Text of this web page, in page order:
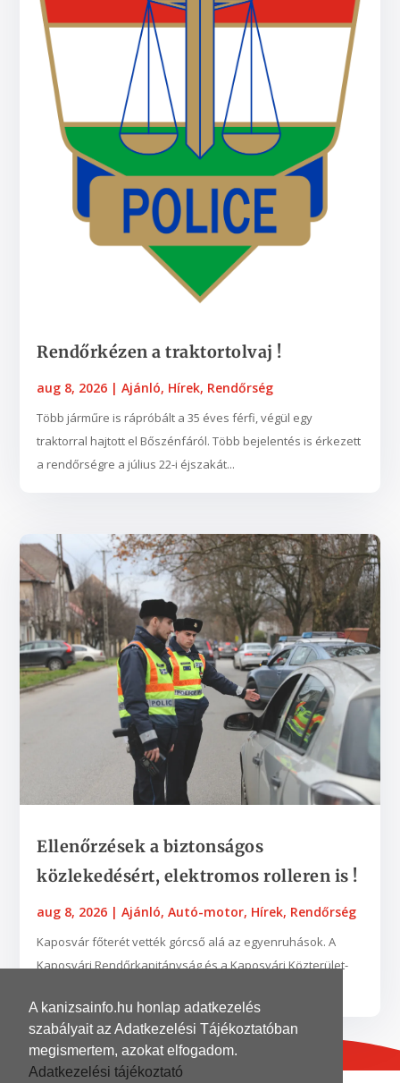
A kanizsainfo.hu honlap adatkezelés
szabályait az Adatkezelési Tájékoztatóban
megismertem, azokat elfogadom.
Adatkezelési tájékoztató
Rendőrkézen a traktortolvaj !
aug 8, 2026 |Ajánló, Hírek, Rendőrség
Több járműre is rápróbált a 35 éves férfi, végül egy
traktorral hajtott el Bőszénfáról. Több bejelentés is érkezett
a rendőrségre a július 22-i éjszakát...
Ellenőrzések a biztonságos
közlekedésért, elektromos rolleren is !
aug 8, 2026 |Ajánló,Autó-motor, Hírek, Rendőrség
Kaposvár főterét vették górcső alá az egyenruhások. A
Kaposvári Rendőrkapitányság és a Kaposvári Közterület-